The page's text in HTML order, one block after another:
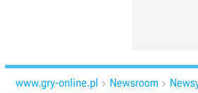
www.gry-online.pl  Newsroom 